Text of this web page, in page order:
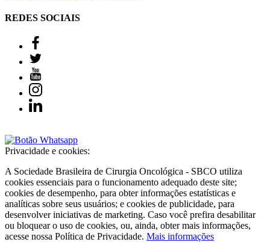
REDES SOCIAIS
Privacidade e cookies:
A Sociedade Brasileira de Cirurgia Oncológica - SBCO utiliza
cookies essenciais para o funcionamento adequado deste site;
cookies de desempenho, para obter informações estatísticas e
analíticas sobre seus usuários; e cookies de publicidade, para
desenvolver iniciativas de marketing. Caso você prefira desabilitar
ou bloquear o uso de cookies, ou, ainda, obter mais informações,
acesse nossa Política de Privacidade. Mais informações